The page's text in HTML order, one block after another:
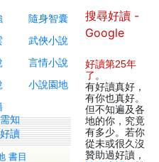
隨身智囊
武俠小說
言情小說
小說園地
知
讀
書目
搜尋好讀 -
Google
好讀第25年
了 。
有好讀真好，
有你也真好。
但不知遍及各
地的你，究竟
有多少。若你
從未或很久沒
贊助過好讀，